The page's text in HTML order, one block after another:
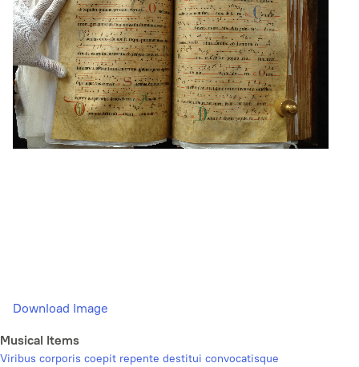
Download Image
Musical Items
Viribus corporis coepit repente destitui convocatisque